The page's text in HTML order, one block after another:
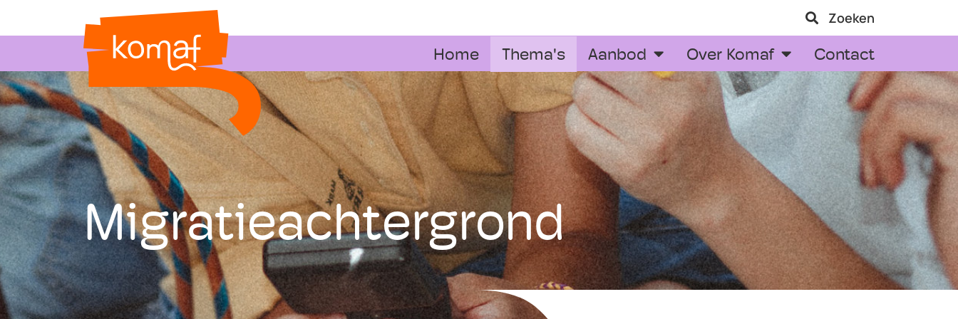
Zoeken
Home Thema's Aanbod Over Komaf Contact
Migratieachtergrond